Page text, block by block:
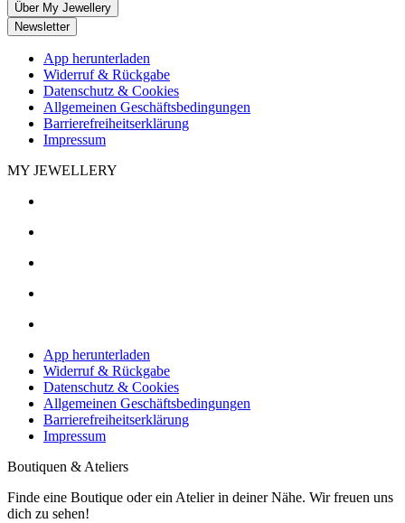
Über My Jewellery
Newsletter
App herunterladen
Widerruf & Rückgabe
Datenschutz & Cookies
Allgemeinen Geschäftsbedingungen
Barrierefreiheitserklärung
Impressum
MY JEWELLERY
App herunterladen
Widerruf & Rückgabe
Datenschutz & Cookies
Allgemeinen Geschäftsbedingungen
Barrierefreiheitserklärung
Impressum
Boutiquen & Ateliers
Finde eine Boutique oder ein Atelier in deiner Nähe. Wir freuen uns
dich zu sehen!